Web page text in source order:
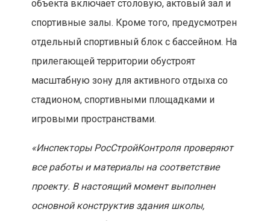
объекта включает столовую, актовый зал и
спортивные залы. Кроме того, предусмотрен
отдельный спортивный блок с бассейном. На
прилегающей территории обустроят
масштабную зону для активного отдыха со
стадионом, спортивными площадками и
игровыми пространствами.
«Инспекторы РосСтройКонтроля проверяют
все работы и материалы на соответствие
проекту. В настоящий момент выполнен
основной конструктив здания школы,